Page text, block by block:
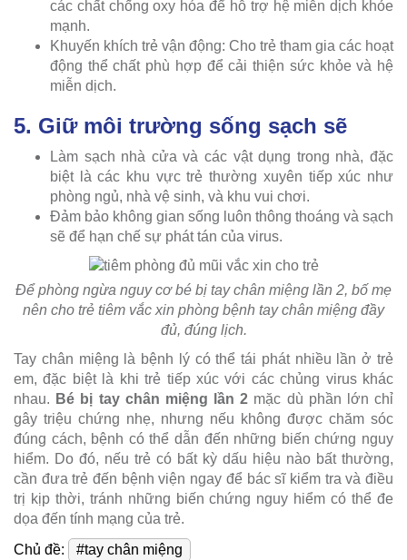
các chất chống oxy hóa để hỗ trợ hệ miễn dịch khỏe
mạnh.
Khuyến khích trẻ vận động: Cho trẻ tham gia các hoạt
động thể chất phù hợp để cải thiện sức khỏe và hệ
miễn dịch.
5. Giữ môi trường sống sạch sẽ
Làm sạch nhà cửa và các vật dụng trong nhà, đặc
biệt là các khu vực trẻ thường xuyên tiếp xúc như
phòng ngủ, nhà vệ sinh, và khu vui chơi.
Đảm bảo không gian sống luôn thông thoáng và sạch
sẽ để hạn chế sự phát tán của virus.
Để phòng ngừa nguy cơ bé bị tay chân miệng lần 2, bố mẹ
nên cho trẻ tiêm vắc xin phòng bệnh tay chân miệng đầy
đủ, đúng lịch.
Tay chân miệng là bệnh lý có thể tái phát nhiều lần ở trẻ
em, đặc biệt là khi trẻ tiếp xúc với các chủng virus khác
nhau. Bé bị tay chân miệng lần 2 mặc dù phần lớn chỉ
gây triệu chứng nhẹ, nhưng nếu không được chăm sóc
đúng cách, bệnh có thể dẫn đến những biến chứng nguy
hiểm. Do đó, nếu trẻ có bất kỳ dấu hiệu nào bất thường,
cần đưa trẻ đến bệnh viện ngay để bác sĩ kiểm tra và điều
trị kịp thời, tránh những biến chứng nguy hiểm có thể đe
dọa đến tính mạng của trẻ.
Chủ đề:
#tay chân miệng